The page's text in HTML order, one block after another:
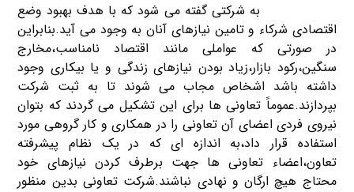
به شرکتی گفته می شود که با هدف بهبود وضع
اقتصادی شرکاء و تامین نیازهای آنان به وجود می آید.بنابراین
در صورتی که عواملی مانند اقتصاد نامناسب،مخارج
سنگین،رکود بازار،زیاد بودن نیازهای زندگی و یا بیکاری وجود
داشته باشد اشخاص مجاب می شوند تا به ثبت شرکت
بپردازند.عموماً تعاونی ها برای این تشکیل می گردند که بتوان
نیروی فردی اعضای آن تعاونی را در همکاری و کار گروهی مورد
استفاده قرار داد،به اندازه ای که در یک نظام پیشرفته
تعاون،اعضاء تعاونی ها جهت برطرف کردن نیازهای خود
محتاج هیچ ارگان و نهادی نباشند.شرکت تعاونی بدین منظور